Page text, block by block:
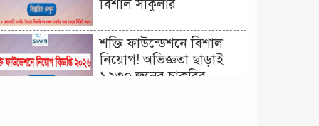
বিশাল সার্কুলার
শক্তি ফাউন্ডেশনে বিশাল
নিয়োগ! অভিজ্ঞতা ছাড়াই
১২৩০ জনের চাকরির